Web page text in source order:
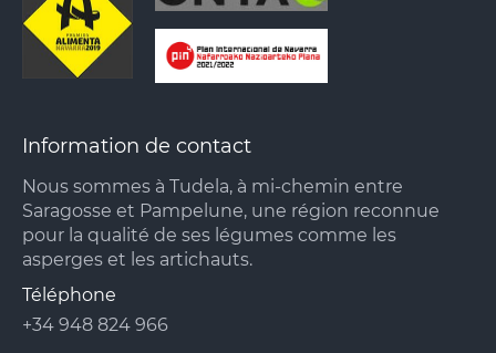
Information de contact
Nous sommes à Tudela, à mi-chemin entre
Saragosse et Pampelune, une région reconnue
pour la qualité de ses légumes comme les
asperges et les artichauts.
Téléphone
+34 948 824 966